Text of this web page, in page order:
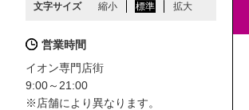
文字サイズ 縮小 標準 拡大
営業時間
イオン専門店街
9:00～21:00
※店舗により異なります。